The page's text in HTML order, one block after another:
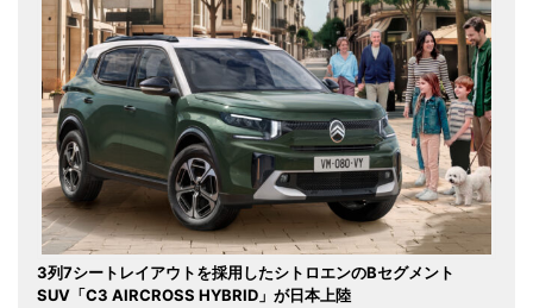
3列7シートレイアウトを採用したシトロエンのBセグメント
SUV「C3 AIRCROSS HYBRID」が日本上陸